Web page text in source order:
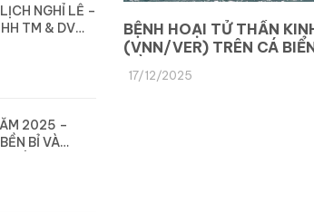
BỆNH HOẠI TỬ THẦN
(VNN/VER) TRÊN CÁ
LỒNG
17/12/2025
NGHỈ LỄ –
TM & DV
2025 –
BỈ VÀ
CÙNG DYLAN